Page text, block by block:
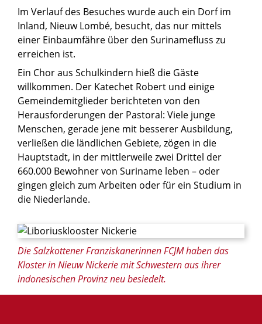
Die Salzkottener Franziskanerinnen FCJM haben das
Kloster in Nieuw Nickerie mit Schwestern aus ihrer
indonesischen Provinz neu besiedelt.
Im Verlauf des Besuches wurde auch ein Dorf im
Inland, Nieuw Lombé, besucht, das nur mittels
einer Einbaumfähre über den Surinamefluss zu
erreichen ist.
Ein Chor aus Schulkindern hieß die Gäste
willkommen. Der Katechet Robert und einige
Gemeindemitglieder berichteten von den
Herausforderungen der Pastoral: Viele junge
Menschen, gerade jene mit besserer Ausbildung,
verließen die ländlichen Gebiete, zögen in die
Hauptstadt, in der mittlerweile zwei Drittel der
660.000 Bewohner von Suriname leben – oder
gingen gleich zum Arbeiten oder für ein Studium in
die Niederlande.